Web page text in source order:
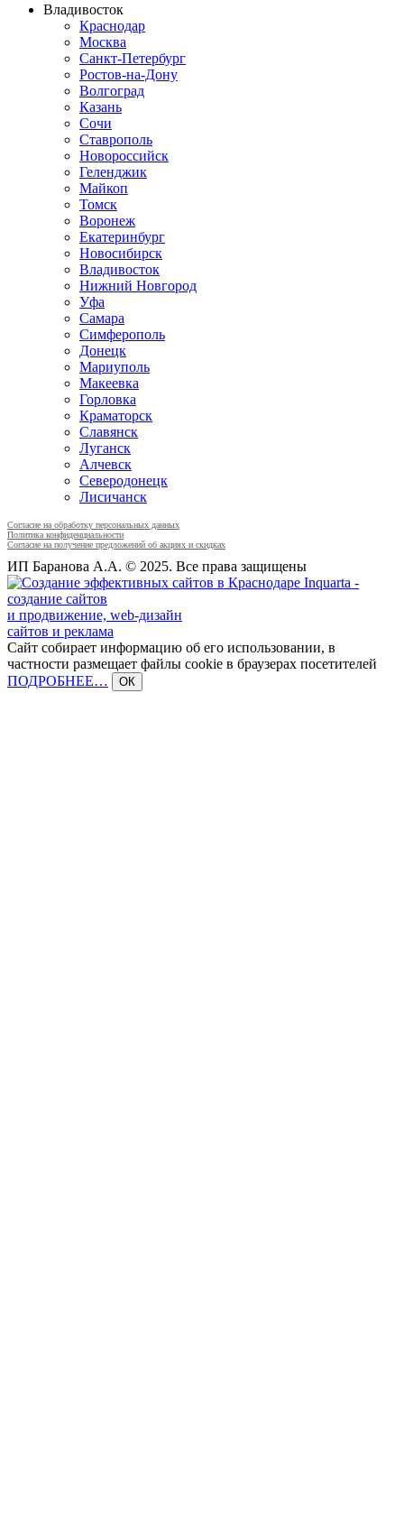
Владивосток
Краснодар
Москва
Санкт-Петербург
Ростов-на-Дону
Волгоград
Казань
Сочи
Ставрополь
Новороссийск
Геленджик
Майкоп
Томск
Воронеж
Екатеринбург
Новосибирск
Владивосток
Нижний Новгород
Уфа
Самара
Симферополь
Донецк
Мариуполь
Макеевка
Горловка
Краматорск
Славянск
Луганск
Алчевск
Северодонецк
Лисичанск
Согласие на обработку персональных данных
Политика конфиденциальности
Согласие на получение предложений об акциях и скидках
ИП Баранова А.А. © 2025. Все права защищены
Inquarta -
создание сайтов
и продвижение, web-дизайн
сайтов и реклама
Сайт собирает информацию об его использовании, в
частности размещает файлы cookie в браузерах посетителей
ПОДРОБНЕЕ…
ОК